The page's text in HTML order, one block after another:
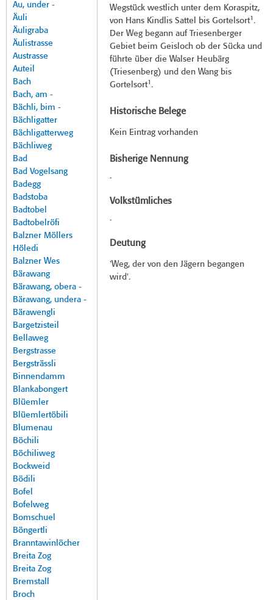
Au, under -
Äuli
Äuligraba
Äulistrasse
Austrasse
Auteil
Bach
Bach, am -
Bächli, bim -
Bächligatter
Bächligatterweg
Bächliweg
Bad
Bad Vogelsang
Badegg
Badstoba
Badtobel
Badtobelröfi
Balzner Möllers
Höledi
Balzner Wes
Bärawang
Bärawang, obera -
Bärawang, undera -
Bärawengli
Bargetzisteil
Bellaweg
Bergstrasse
Bergsträssli
Binnendamm
Blankabongert
Blüemler
Blüemlertöbili
Blumenau
Böchili
Böchiliweg
Bockweid
Bödili
Bofel
Bofelweg
Bomschuel
Böngertli
Branntawinlöcher
Breita Zog
Breita Zog
Bremstall
Broch
Wegstück westlich unter dem Koraspitz,
von Hans Kindlis Sattel bis Gortelsort1 .
Der Weg begann auf Triesenberger
Gebiet beim Geisloch ob der Sücka und
führte über die Walser Heubärg
(Triesenberg) und den Wang bis
Gortelsort1 .
Historische Belege
Kein Eintrag vorhanden
Bisherige Nennung
-
Volkstümliches
-
Deutung
'Weg, der von den Jägern begangen
wird'.